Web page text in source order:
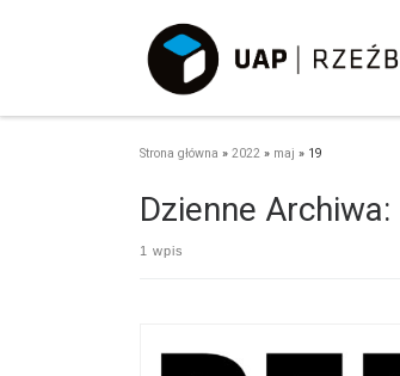
Strona główna » 2022 » maj » 19
Dzienne Archiwa:
1 wpis